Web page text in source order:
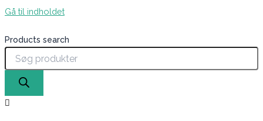
Gå til indholdet
Products search